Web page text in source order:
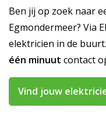
Ben jij op zoek naar
Egmondermeer? Via
elektricien in de
één minuut contact
Vind jouw